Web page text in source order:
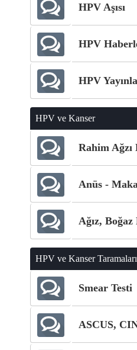
HPV Aşısı
HPV
HPV
HPV ve Kanser
Rahim Ağzı
Anüs -
Ağız,
HPV ve Kanser Taramaları
Smear Testi
ASCUS,